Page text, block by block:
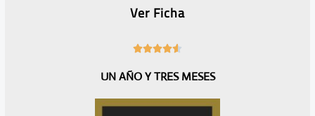
Ver Ficha

6
5
UN AÑO Y TRES MESES